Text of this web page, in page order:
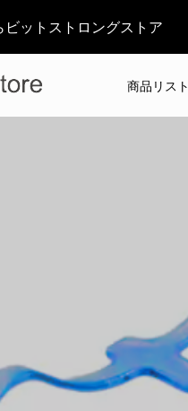
ットストロングストア
商品リスト